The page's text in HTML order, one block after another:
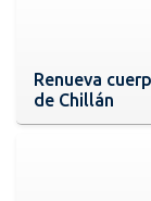
Renueva
de Chillán